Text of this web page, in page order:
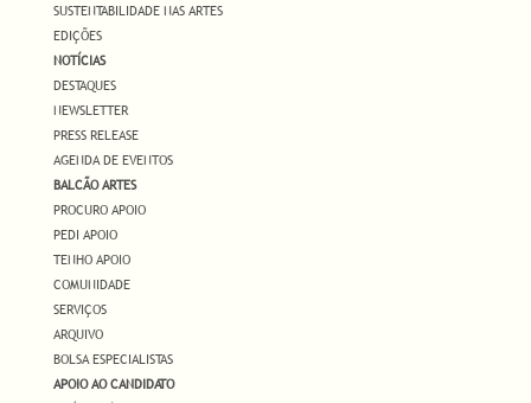
SUSTENTABILIDADE NAS ARTES
EDIÇÕES
NOTÍCIAS
DESTAQUES
NEWSLETTER
PRESS RELEASE
AGENDA DE EVENTOS
BALCÃO ARTES
PROCURO APOIO
PEDI APOIO
TENHO APOIO
COMUNIDADE
SERVIÇOS
ARQUIVO
BOLSA ESPECIALISTAS
APOIO AO CANDIDATO